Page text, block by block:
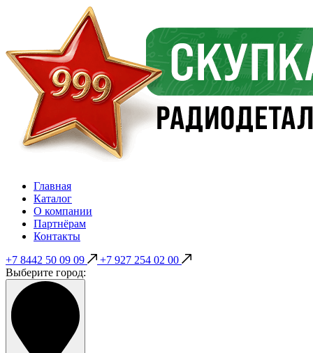
Главная
Каталог
О компании
Партнёрам
Контакты
+7 8442 50 09 09
+7 927 254 02 00
Выберите город: